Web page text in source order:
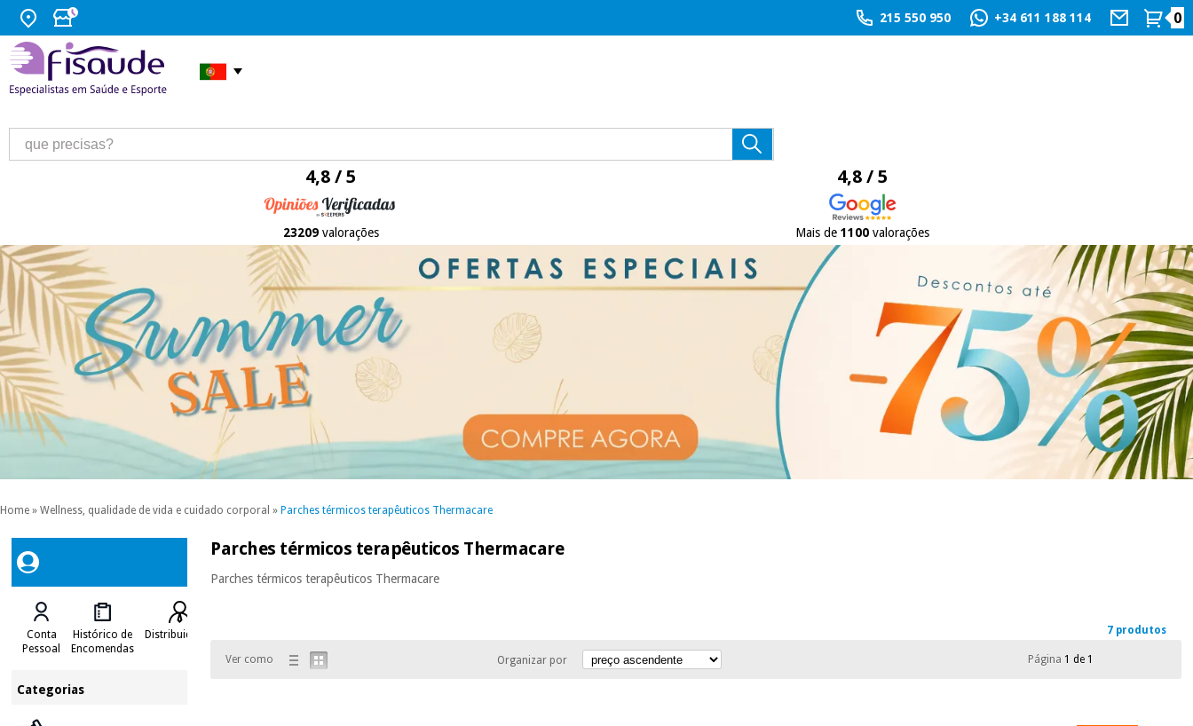
215 550 950 +34 611 188 114 0
4,8 / 5
23209valorações
4,8 / 5
Mais de 1100valorações
Home » Wellness, qualidade de vida e cuidado corporal » Parches térmicos terapêuticos Thermacare
Conta
Pessoal
Histórico de
Encomendas
Distribuidores
Categorias
Parches térmicos terapêuticos Thermacare
Parches térmicos terapêuticos Thermacare
7 produtos
Ver como Organizar por Página 1 de 1